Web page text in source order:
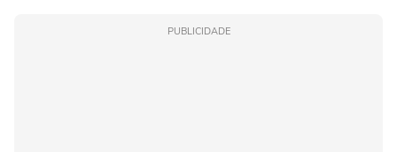
PUBLICIDADE